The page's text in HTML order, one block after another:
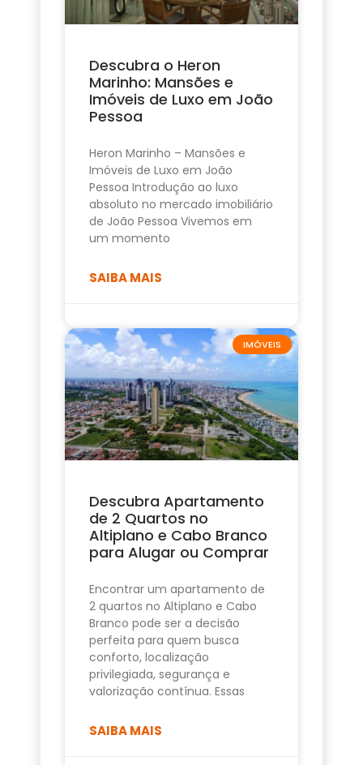
Descubra o Heron
Marinho: Mansões e
Imóveis de Luxo em João
Pessoa
Heron Marinho – Mansões e
Imóveis de Luxo em João
Pessoa Introdução ao luxo
absoluto no mercado imobiliário
de João Pessoa Vivemos em
um momento
SAIBA MAIS
IMÓVEIS
Descubra Apartamento
de 2 Quartos no
Altiplano e Cabo Branco
para Alugar ou Comprar
Encontrar um apartamento de
2 quartos no Altiplano e Cabo
Branco pode ser a decisão
perfeita para quem busca
conforto, localização
privilegiada, segurança e
valorização contínua. Essas
SAIBA MAIS